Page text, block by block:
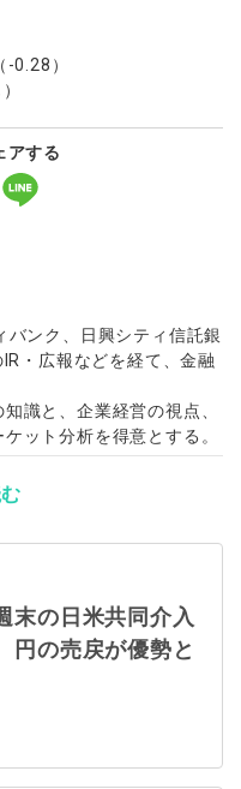
0.28）
アする
ンク、日興シティ信託銀
・広報などを経て、金融
識と、企業経営の視点、
ット分析を得意とする。
末の日米共同介入
円の売戻が優勢と